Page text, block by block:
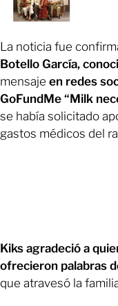
La noticia fue
Botello García,
mensaje en redes
GoFundMe “Milk
se había solicitado
gastos médicos del
Kiks agradeció a
ofrecieron palabras
que atravesó la